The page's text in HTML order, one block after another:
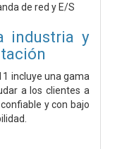
de red y E/S
industria y
incluye una gama
a los clientes a
y con bajo